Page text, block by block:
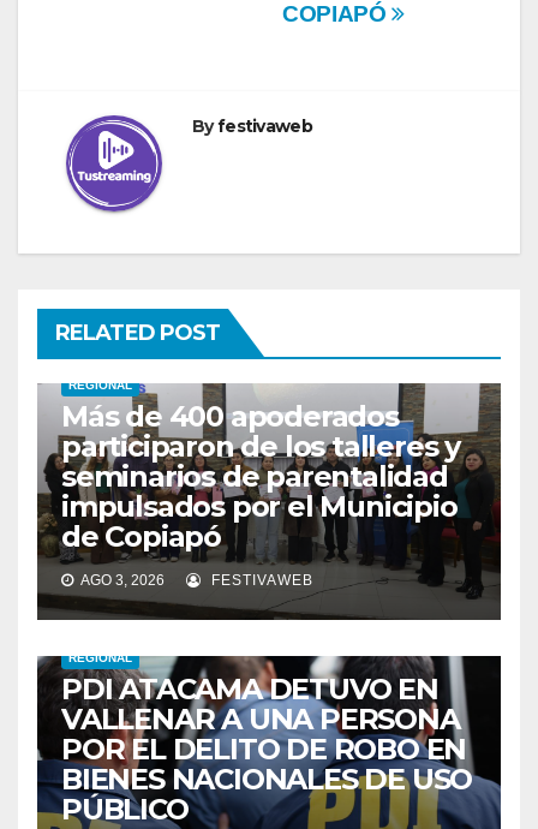
COPIAPÓ
Byfestivaweb
RELATED POST
REGIONAL
Más de 400 apoderados
participaron de los talleres y
seminarios de parentalidad
impulsados por el Municipio
de Copiapó
AGO 3, 2026 FESTIVAWEB
REGIONAL
PDI ATACAMA DETUVO EN
VALLENAR A UNA PERSONA
POR EL DELITO DE ROBO EN
BIENES NACIONALES DE USO
PÚBLICO